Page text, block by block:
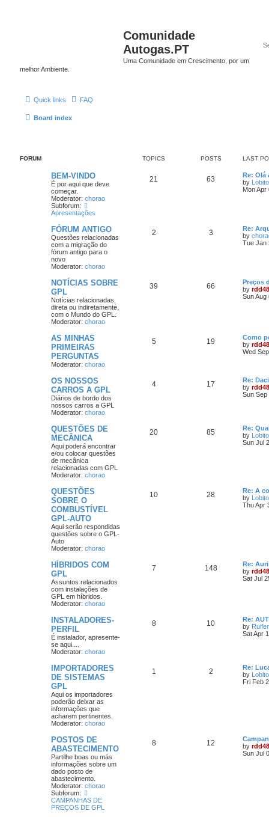
Comunidade
Autogas.PT
Uma Comunidade em Crescimento, por um
melhor Ambiente.
Quick links FAQ
Board index
FORUM TOPICS POSTS LAST
BEM-VINDO
É por aqui que deve
começar.
Moderator: chorao
Subforum:
Apresentações
21 63
Re: Olá
by Lobito
Mon Apr
FÓRUM ANTIGO
Questões relacionadas
com a migração do
fórum antigo para o
novo
Moderator: chorao
2 3
Re:
by
Tue Jan
NOTÍCIAS SOBRE
GPL
Notícias relacionadas,
direta ou indiretamente,
com o Mundo do GPL.
Moderator: chorao
39 66
Preços
by
Sun Aug
AS MINHAS
PRIMEIRAS
PERGUNTAS
Moderator: chorao
5 19
Como
by
Wed
OS NOSSOS
CARROS A GPL
Diários de bordo dos
nossos carros a GPL
Moderator: chorao
4 17
Re:
by
Sun Sep
QUESTÕES DE
MECÂNICA
Aqui poderá encontrar
e/ou colocar questões
de mecânica
relacionadas com GPL
Moderator: chorao
20 85
Re:
by Lobito
Sun Jul
QUESTÕES
SOBRE O
COMBUSTÍVEL
GPL-AUTO
Aqui serão respondidas
questões sobre o GPL-
Auto
Moderator: chorao
10 28
Re: A
by Lobito
Thu Apr
HÍBRIDOS COM
GPL
Assuntos relacionados
com instalações de
GPL em híbridos.
Moderator: chorao
7 148
Re:
by
Sat Jul
INSTALADORES-
PERFIL
É instalador, apresente-
se aqui....
Moderator: chorao
8 10
Re:
by
Sat Apr
IMPORTADORES
DE SISTEMAS
GPL
Aqui os importadores
poderão deixar as
informações que
acharem pertinentes.
Moderator: chorao
1 2
Re:
by Lobito
Fri Feb
POSTOS DE
ABASTECIMENTO
Partilhe boas ou más
informações sobre um
dado posto de
abastecimento.
Moderator: chorao
Subforum:
CAMPANHAS DE
PREÇOS DE GPL
8 12
by
Sun Jul